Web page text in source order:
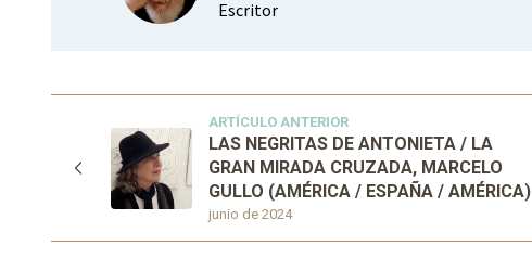
Escritor
ARTÍCULO ANTERIOR
junio de 2024
LAS NEGRITAS DE ANTONIETA / LA
GRAN MIRADA CRUZADA, MARCELO
GULLO (AMÉRICA / ESPAÑA / AMÉRICA)